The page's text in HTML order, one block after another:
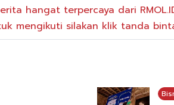
hangat terpercaya dari
mengikuti silakan klik tanda